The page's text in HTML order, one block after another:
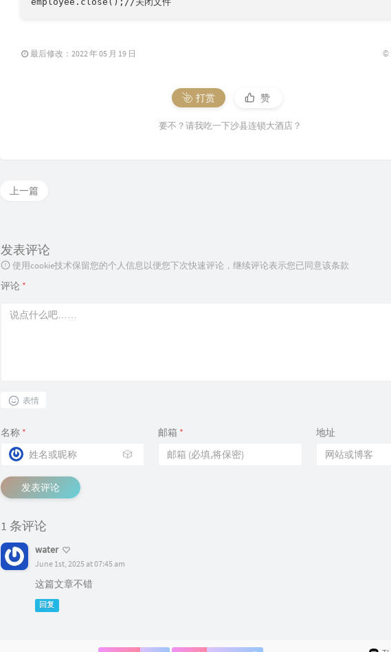
最后修改：2022 年 05 月 19 日 ©
打赏 赞
要不？请我吃一下沙县连锁大酒店？
上一篇
发表评论
使用cookie技术保留您的个人信息以便您下次快速评论，继续评论表示您已同意该条款
评论 *
表情
名称 *
🎲
邮箱 * 地址
发表评论
1 条评论
water
June 1st, 2025 at 07:45 am
这篇文章不错
回复